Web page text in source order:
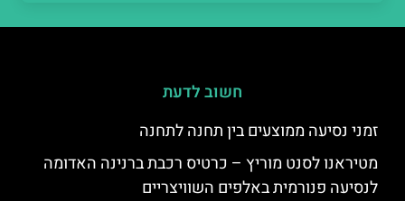
חשוב לדעת
זמני נסיעה ממוצעים בין תחנה לתחנה
מטיראנו לסנט מוריץ – כרטיס רכבת ברנינה האדומה
לנסיעה פנורמית באלפים השוויצריים